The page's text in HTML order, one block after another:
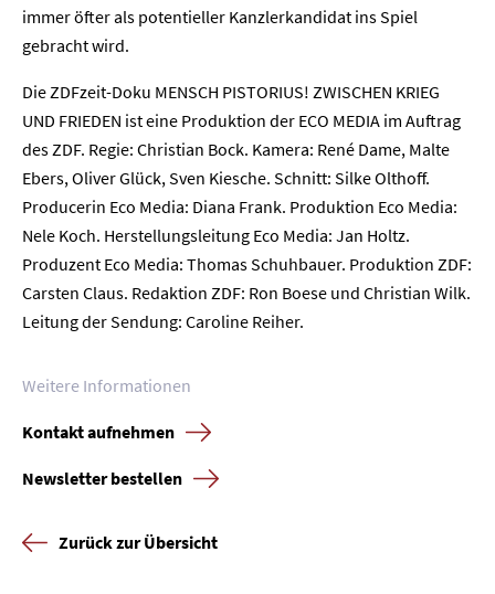
immer öfter als potentieller Kanzlerkandidat ins Spiel
gebracht wird.
Die ZDFzeit-Doku MENSCH PISTORIUS! ZWISCHEN KRIEG
UND FRIEDEN ist eine Produktion der ECO MEDIA im Auftrag
des ZDF. Regie: Christian Bock. Kamera: René Dame, Malte
Ebers, Oliver Glück, Sven Kiesche. Schnitt: Silke Olthoff.
Producerin Eco Media: Diana Frank. Produktion Eco Media:
Nele Koch. Herstellungsleitung Eco Media: Jan Holtz.
Produzent Eco Media: Thomas Schuhbauer. Produktion ZDF:
Carsten Claus. Redaktion ZDF: Ron Boese und Christian Wilk.
Leitung der Sendung: Caroline Reiher.
Weitere Informationen
Kontakt aufnehmen
Newsletter bestellen
Zurück zur Übersicht
Home
Unternehmen
Presse
Karriere
Newsletter Datenschutz